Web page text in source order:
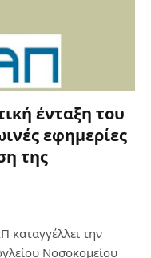
ένταξη του
εφημερίες
της
καταγγέλλει την
Νοσοκομείου